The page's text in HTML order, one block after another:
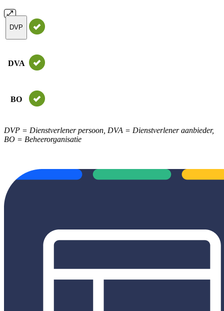
DVP
DVA
BO
DVP = Dienstverlener persoon, DVA = Dienstverlener aanbieder,
BO = Beheerorganisatie